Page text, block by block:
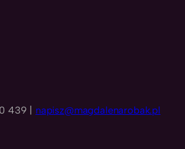
439 | napisz@magdalenarobak.pl